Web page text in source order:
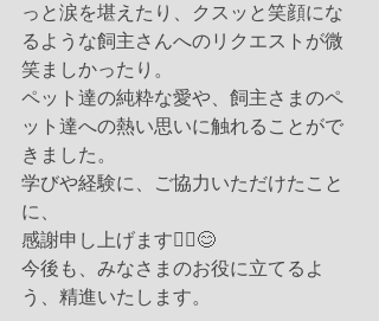
っと涙を堪えたり、クスッと笑顔にな
るような飼主さんへのリクエストが微
笑ましかったり。
ペット達の純粋な愛や、飼主さまのペ
ット達への熱い思いに触れることがで
きました。
学びや経験に、ご協力いただけたこと
に、
感謝申し上げます🙇‍♀️😊
今後も、みなさまのお役に立てるよ
う、精進いたします。